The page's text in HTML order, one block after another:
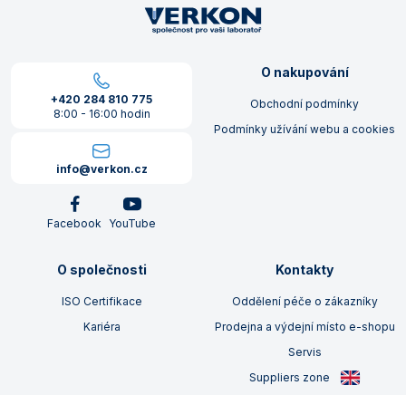
+420 284 810 775
8:00 - 16:00 hodin
info@verkon.cz
Facebook YouTube
O nakupování
Obchodní podmínky
Podmínky užívání webu a cookies
O společnosti
ISO Certifikace
Kariéra
Kontakty
Oddělení péče o zákazníky
Prodejna a výdejní místo e-shopu
Servis
Suppliers zone